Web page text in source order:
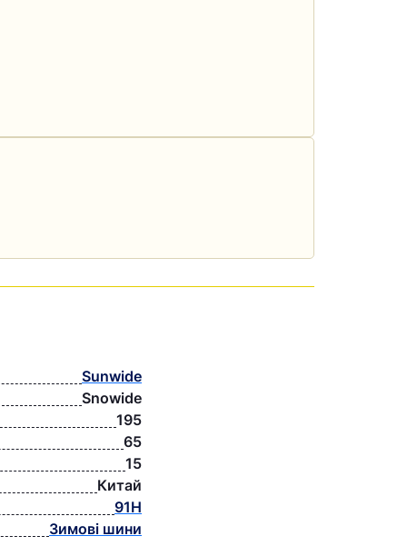
Sunwide
Snowide
195
65
15
Китай
91H
Зимові шини